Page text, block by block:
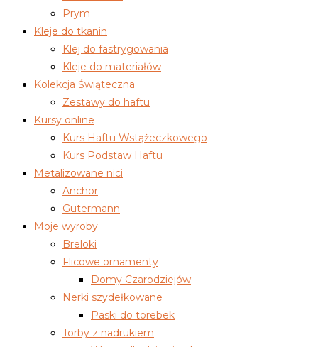
Prym
Kleje do tkanin
Klej do fastrygowania
Kleje do materiałów
Kolekcja Świąteczna
Zestawy do haftu
Kursy online
Kurs Haftu Wstążeczkowego
Kurs Podstaw Haftu
Metalizowane nici
Anchor
Gutermann
Moje wyroby
Breloki
Flicowe ornamenty
Domy Czarodziejów
Nerki szydełkowane
Paski do torebek
Torby z nadrukiem